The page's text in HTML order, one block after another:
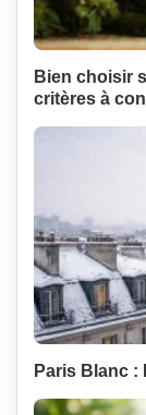
Bien choisir
critères à
Paris Blanc :